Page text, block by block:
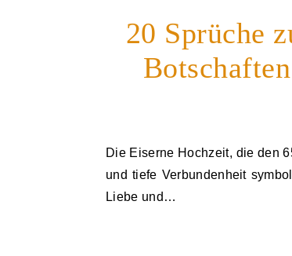
20 Sprüche
Die Eiserne Hochzeit, die den 65. Hochzeitstag markiert, ist ein besonderes Ereignis, das Beständigkeit
und tiefe Verbundenheit
Liebe und…